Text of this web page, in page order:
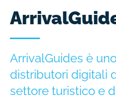
ArrivalGuides è
distributori digitali
settore turistico e